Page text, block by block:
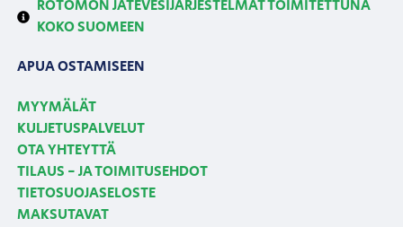
ROTOMON JÄTEVESIJÄRJESTELMÄT TOIMITETTUNA
KOKO SUOMEEN
APUA OSTAMISEEN
MYYMÄLÄT
KULJETUSPALVELUT
OTA YHTEYTTÄ
TILAUS - JA TOIMITUSEHDOT
TIETOSUOJASELOSTE
MAKSUTAVAT